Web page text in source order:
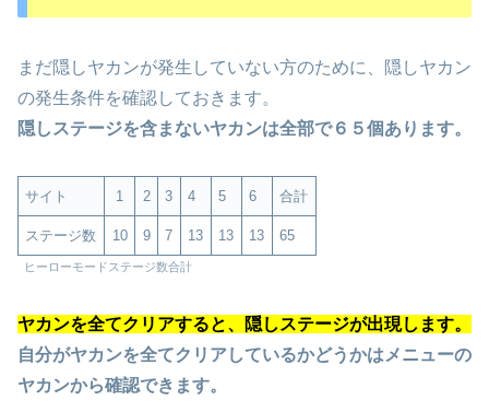
まだ隠しヤカンが発生していない方のために、隠しヤカン
の発生条件を確認しておきます。
隠しステージを含まないヤカンは全部で６５個あります。
サイト 1 2 3 4 5 6 合計
ステージ数 10 9 7 13 13 13 65
ヒーローモードステージ数合計
ヤカンを全てクリアすると、隠しステージが出現します。
自分がヤカンを全てクリアしているかどうかはメニューの
ヤカンから確認できます。